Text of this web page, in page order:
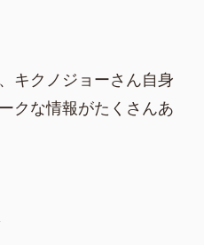
キクノジョーさん自身
クな情報がたくさんあ